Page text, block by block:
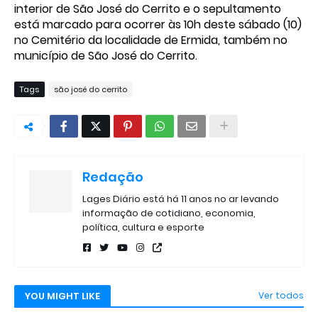
interior de São José do Cerrito e o sepultamento
está marcado para ocorrer às 10h deste sábado (10)
no Cemitério da localidade de Ermida, também no
município de São José do Cerrito.
Tags são josé do cerrito
Redação
Lages Diário está há 11 anos no ar levando
informação de cotidiano, economia,
política, cultura e esporte
YOU MIGHT LIKE Ver todos